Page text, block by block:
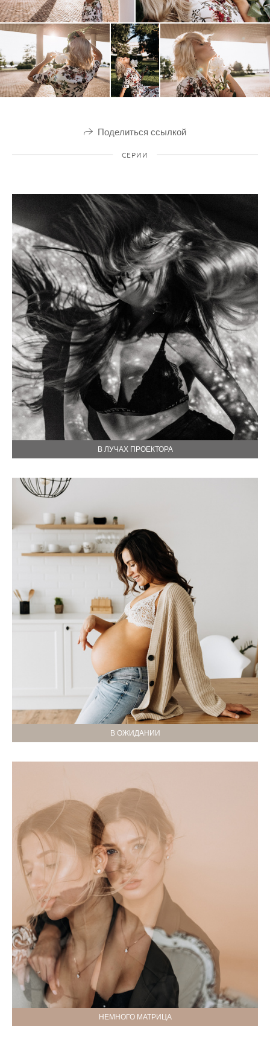
Поделиться ссылкой
СЕРИИ
В ЛУЧАХ ПРОЕКТОРА
В ОЖИДАНИИ
НЕМНОГО МАТРИЦА